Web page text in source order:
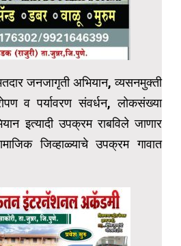
जनजागृती अभियान, व्यसनमुक्ती
व पर्यावरण संवर्धन, लोकसंख्या
इत्यादी उपक्रम राबविले जाणार
जिव्हाळ्याचे उपक्रम गावात